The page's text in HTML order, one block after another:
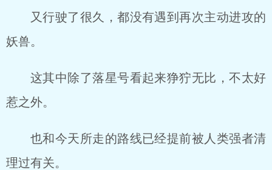
又行驶了很久，都没有遇到再次主动进攻的
妖兽。
这其中除了落星号看起来狰狞无比，不太好
惹之外。
也和今天所走的路线已经提前被人类强者清
理过有关。